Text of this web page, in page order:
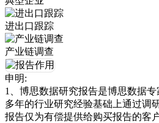
进出口跟踪
产业链调查
申明:
1、博思数据研究报告是博思数据
多年的行业研究经验基础上通过调
报告仅为有偿提供给购买报告的客